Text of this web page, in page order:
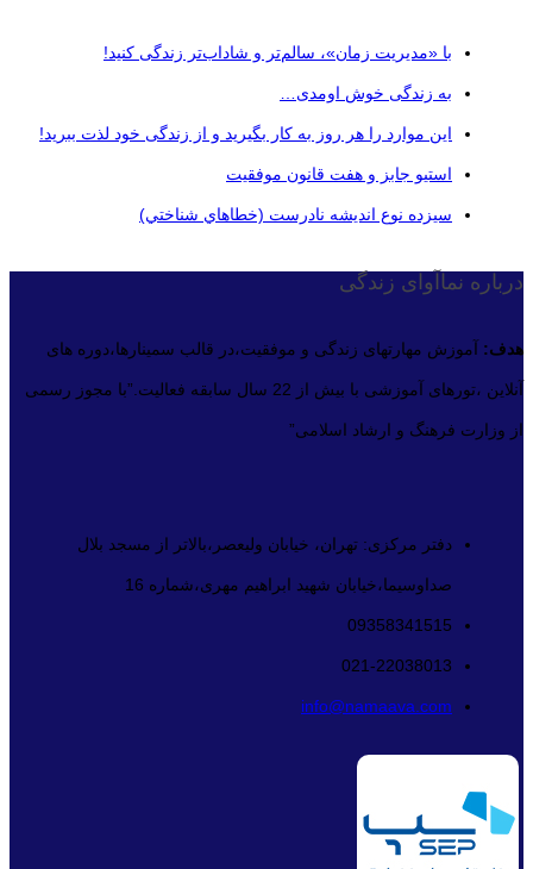
با «مدیریت زمان»، سالم‌تر و شاداب‌تر زندگی کنید!
به زندگی خوش اومدی…
این موارد را هر روز به کار بگیرید و از زندگی خود لذت ببرید!
استیو جابز و هفت قانون موفقیت
سيزده نوع انديشه نادرست (خطاهاي شناختي)
درباره نماآوای زندگی
هدف: آموزش مهارتهای زندگی و موفقیت،در قالب سمینارها،دوره های
آنلاین ،تورهای آموزشی با بیش از 22 سال سابقه فعالیت.”با مجوز رسمی
از وزارت فرهنگ و ارشاد اسلامی”
دفتر مرکزی: تهران، خیابان ولیعصر،بالاتر از مسجد بلال
صداوسیما،خیابان شهید ابراهیم مهری،شماره 16
09358341515
021-22038013
info@namaava.com